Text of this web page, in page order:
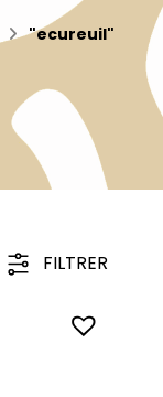
"ecureuil"
FILTRER